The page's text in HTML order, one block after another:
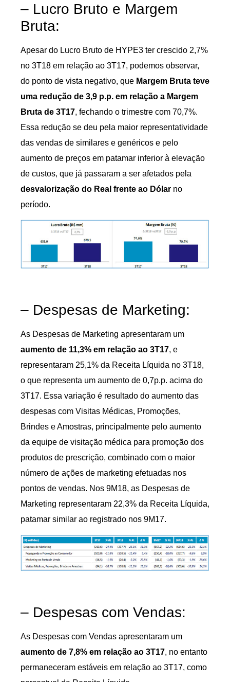
– Lucro Bruto e Margem
Bruta:
Apesar do Lucro Bruto de HYPE3 ter crescido 2,7%
no 3T18 em relação ao 3T17, podemos observar,
do ponto de vista negativo, que Margem Bruta teve
uma redução de 3,9 p.p. em relação a Margem
Bruta de 3T17, fechando o trimestre com 70,7%.
Essa redução se deu pela maior representatividade
das vendas de similares e genéricos e pelo
aumento de preços em patamar inferior à elevação
de custos, que já passaram a ser afetados pela
desvalorização do Real frente ao Dólar no
período.
– Despesas de Marketing:
As Despesas de Marketing apresentaram um
aumento de 11,3% em relação ao 3T17, e
representaram 25,1% da Receita Líquida no 3T18,
o que representa um aumento de 0,7p.p. acima do
3T17. Essa variação é resultado do aumento das
despesas com Visitas Médicas, Promoções,
Brindes e Amostras, principalmente pelo aumento
da equipe de visitação médica para promoção dos
produtos de prescrição, combinado com o maior
número de ações de marketing efetuadas nos
pontos de vendas. Nos 9M18, as Despesas de
Marketing representaram 22,3% da Receita Líquida,
patamar similar ao registrado nos 9M17.
– Despesas com Vendas:
As Despesas com Vendas apresentaram um
aumento de 7,8% em relação ao 3T17, no entanto
permaneceram estáveis em relação ao 3T17, como